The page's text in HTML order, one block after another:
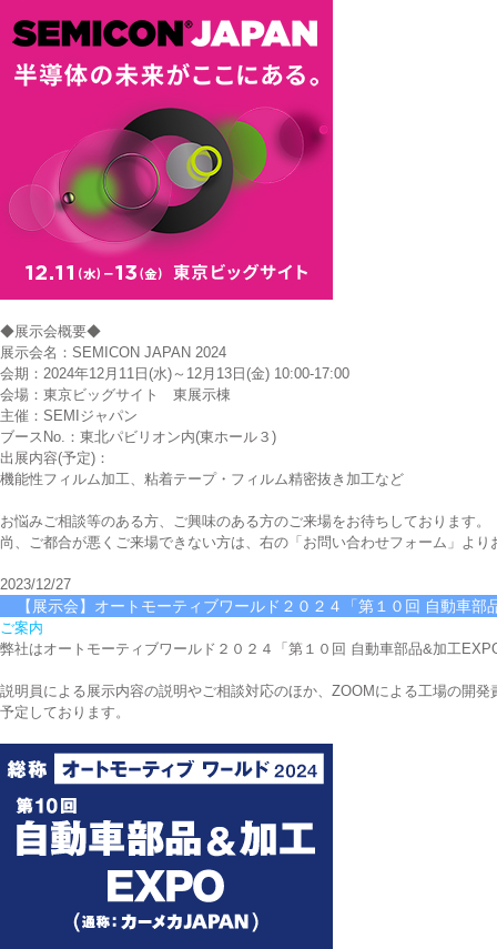
◆展示会概要◆
展示会名：SEMICON JAPAN 2024
会期：2024年12月11日(水)～12月13日(金) 10:00-17:00
会場：東京ビッグサイト 東展示棟
主催：SEMIジャパン
ブースNo.：東北パビリオン内(東ホール３)
出展内容(予定)：
機能性フィルム加工、粘着テープ・フィルム精密抜き加工など
お悩みご相談等のある方、ご興味のある方のご来場をお待ちしております。
尚、ご都合が悪くご来場できない方は、右の「お問い合わせフォーム」より
2023/12/27
【展示会】オートモーティブワールド２０２４「第１０回 自動車
ご案内
弊社はオートモーティブワールド２０２４「第１０回 自動車部品&加工
説明員による展示内容の説明やご相談対応のほか、ZOOMによる工場の開
予定しております。